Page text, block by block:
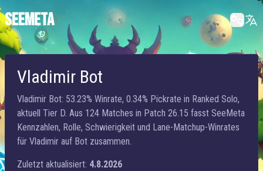
SEEMETA
Vladimir Bot
Vladimir Bot: 53.23% Winrate, 0.34% Pickrate in Ranked Solo,
aktuell Tier D. Aus 124 Matches in Patch 26.15 fasst SeeMeta
Kennzahlen, Rolle, Schwierigkeit und Lane-Matchup-Winrates
für Vladimir auf Bot zusammen.
Zuletzt aktualisiert: 4.8.2026